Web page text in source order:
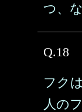
つ、
Q.18
フク
人の